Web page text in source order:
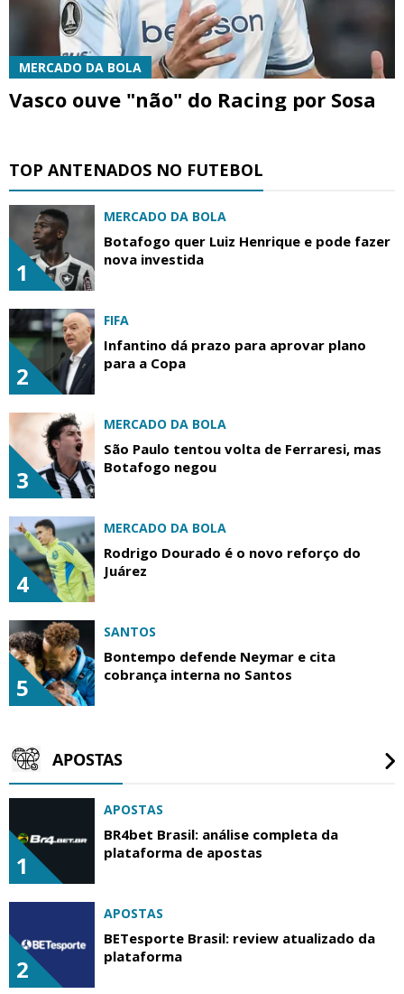
MERCADO DA BOLA
Vasco ouve "não" do Racing por Sosa
TOP ANTENADOS NO FUTEBOL
1
MERCADO DA BOLA
Botafogo quer Luiz Henrique e pode fazer
nova investida
2
FIFA
Infantino dá prazo para aprovar plano
para a Copa
3
MERCADO DA BOLA
São Paulo tentou volta de Ferraresi, mas
Botafogo negou
4
MERCADO DA BOLA
Rodrigo Dourado é o novo reforço do
Juárez
5
SANTOS
Bontempo defende Neymar e cita
cobrança interna no Santos
APOSTAS
1
APOSTAS
BR4bet Brasil: análise completa da
plataforma de apostas
2
APOSTAS
BETesporte Brasil: review atualizado da
plataforma